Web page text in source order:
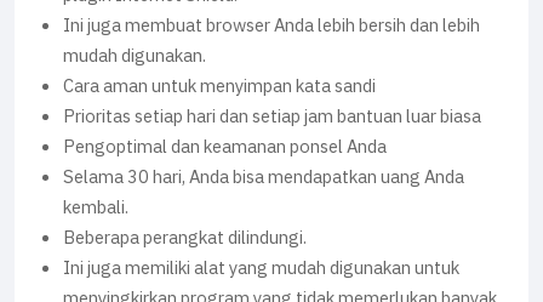
Ini juga membuat browser Anda lebih bersih dan lebih
mudah digunakan.
Cara aman untuk menyimpan kata sandi
Prioritas setiap hari dan setiap jam bantuan luar biasa
Pengoptimal dan keamanan ponsel Anda
Selama 30 hari, Anda bisa mendapatkan uang Anda
kembali.
Beberapa perangkat dilindungi.
Ini juga memiliki alat yang mudah digunakan untuk